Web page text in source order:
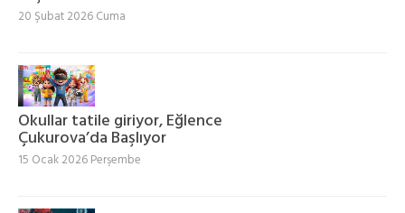
20 Şubat 2026 Cuma
Okullar tatile giriyor, Eğlence
Çukurova’da Başlıyor
15 Ocak 2026 Perşembe